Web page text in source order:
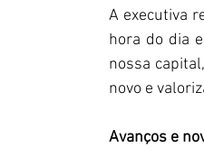
A executiva
hora do dia
nossa
novo e
Avanços e